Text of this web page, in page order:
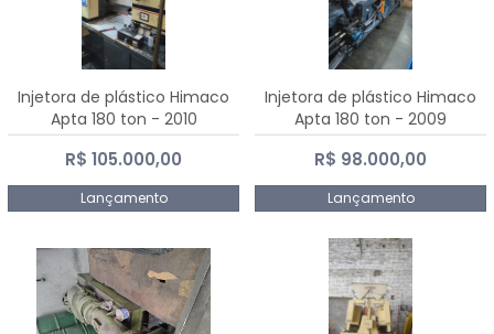
Injetora de plástico Himaco
Apta 180 ton - 2010
R$ 105.000,00
Lançamento
Injetora de plástico Himaco
Apta 180 ton - 2009
R$ 98.000,00
Lançamento